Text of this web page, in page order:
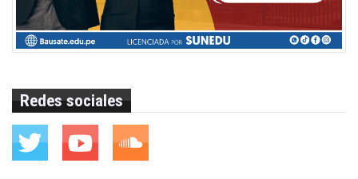
Redes sociales